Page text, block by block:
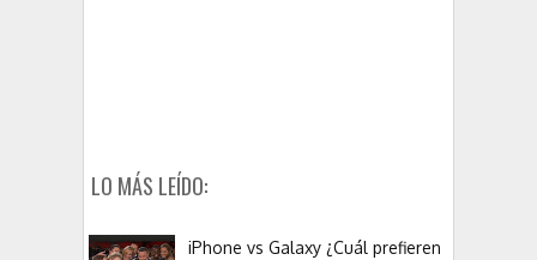
LO MÁS LEÍDO:
iPhone vs Galaxy ¿Cuál prefieren